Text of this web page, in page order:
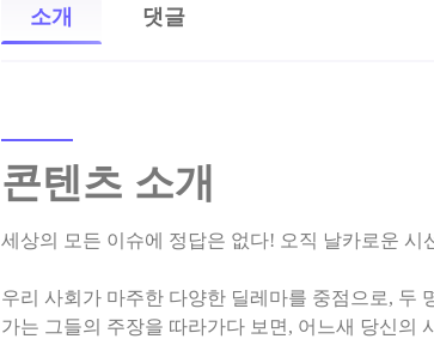
소개 댓글
콘텐츠 소개
세상의 모든 이슈에 정답은 없다! 오직 날카로운 시
우리 사회가 마주한 다양한 딜레마를 중점으로, 두
가는 그들의 주장을 따라가다 보면, 어느새 당신의